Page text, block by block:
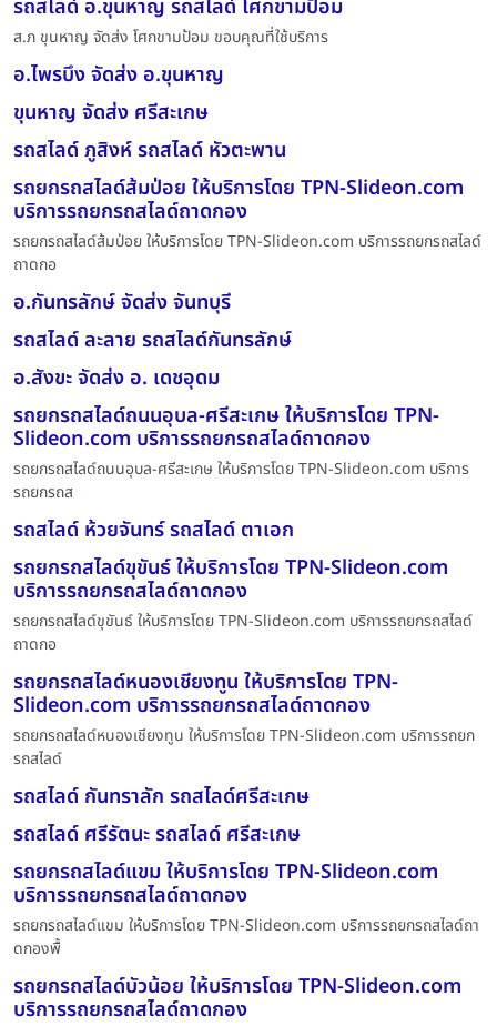
รถสไลด์ อ.ขุนหาญ รถสไลด์ โศกขามป้อม
ส.ภ ขุนหาญ จัดส่ง โศกขามป้อม ขอบคุณที่ใช้บริการ
อ.ไพรบึง จัดส่ง อ.ขุนหาญ
ขุนหาญ จัดส่ง ศรีสะเกษ
รถสไลด์ ภูสิงห์ รถสไลด์ หัวตะพาน
รถยกรถสไลด์ส้มป่อย ให้บริการโดย TPN-Slideon.com
บริการรถยกรถสไลด์ถาดกอง
รถยกรถสไลด์ส้มป่อย ให้บริการโดย TPN-Slideon.com บริการรถยกรถสไลด์
ถาดกอ
อ.กันทรลักษ์ จัดส่ง จันทบุรี
รถสไลด์ ละลาย รถสไลด์กันทรลักษ์
อ.สังขะ จัดส่ง อ. เดชอุดม
รถยกรถสไลด์ถนนอุบล-ศรีสะเกษ ให้บริการโดย TPN-
Slideon.com บริการรถยกรถสไลด์ถาดกอง
รถยกรถสไลด์ถนนอุบล-ศรีสะเกษ ให้บริการโดย TPN-Slideon.com บริการ
รถยกรถส
รถสไลด์ ห้วยจันทร์ รถสไลด์ ตาเอก
รถยกรถสไลด์ขุขันธ์ ให้บริการโดย TPN-Slideon.com
บริการรถยกรถสไลด์ถาดกอง
รถยกรถสไลด์ขุขันธ์ ให้บริการโดย TPN-Slideon.com บริการรถยกรถสไลด์
ถาดกอ
รถยกรถสไลด์หนองเชียงทูน ให้บริการโดย TPN-
Slideon.com บริการรถยกรถสไลด์ถาดกอง
รถยกรถสไลด์หนองเชียงทูน ให้บริการโดย TPN-Slideon.com บริการรถยก
รถสไลด์
รถสไลด์ กันทราลัก รถสไลด์ศรีสะเกษ
รถสไลด์ ศรีรัตนะ รถสไลด์ ศรีสะเกษ
รถยกรถสไลด์แขม ให้บริการโดย TPN-Slideon.com
บริการรถยกรถสไลด์ถาดกอง
รถยกรถสไลด์แขม ให้บริการโดย TPN-Slideon.com บริการรถยกรถสไลด์ถา
ดกองพื้
รถยกรถสไลด์บัวน้อย ให้บริการโดย TPN-Slideon.com
บริการรถยกรถสไลด์ถาดกอง